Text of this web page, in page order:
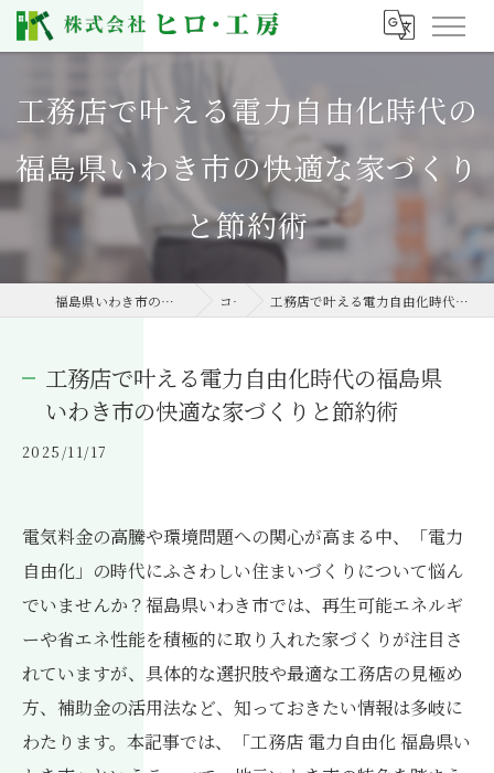
工務店で叶える電力自由化時代の
福島県いわき市の快適な家づくり
と節約術
福島県いわき市の工務店なら株式会社ヒロ・工房 コラム 工務店で叶える電力自由化時代の福島県いわき市の快適な家づくりと節約術
工務店で叶える電力自由化時代の福島県
いわき市の快適な家づくりと節約術
2025/11/17
電気料金の高騰や環境問題への関心が高まる中、「電力
自由化」の時代にふさわしい住まいづくりについて悩ん
でいませんか？福島県いわき市では、再生可能エネルギ
ーや省エネ性能を積極的に取り入れた家づくりが注目さ
れていますが、具体的な選択肢や最適な工務店の見極め
方、補助金の活用法など、知っておきたい情報は多岐に
わたります。本記事では、「工務店 電力自由化 福島県い